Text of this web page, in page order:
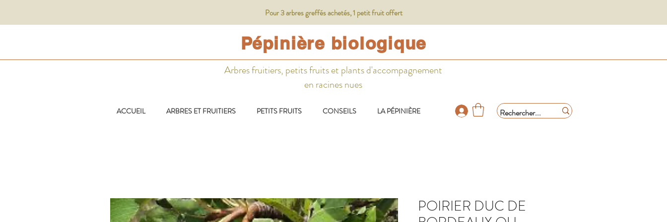
Pour 3 arbres greffés achetés, 1 petit fruit offert
Pépinière biologique
Arbres fruitiers, petits fruits et plants d'accompagnement
en racines nues
ACCUEIL ARBRES ET FRUITIERS PETITS FRUITS CONSEILS LA PÉPINIÈRE
POIRIER DUC DE